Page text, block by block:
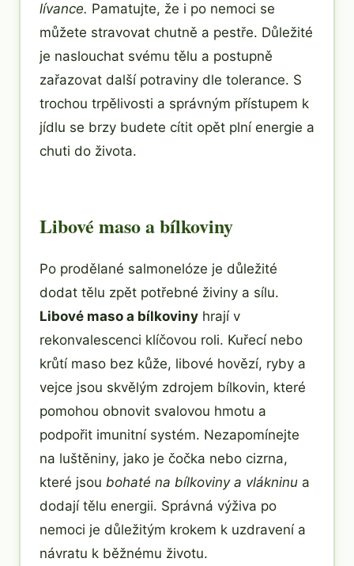
lívance. Pamatujte, že i po nemoci se
můžete stravovat chutně a pestře. Důležité
je naslouchat svému tělu a postupně
zařazovat další potraviny dle tolerance. S
trochou trpělivosti a správným přístupem k
jídlu se brzy budete cítit opět plní energie a
chuti do života.
Libové maso a bílkoviny
Po prodělané salmonelóze je důležité
dodat tělu zpět potřebné živiny a sílu.
Libové maso a bílkoviny hrají v
rekonvalescenci klíčovou roli. Kuřecí nebo
krůtí maso bez kůže, libové hovězí, ryby a
vejce jsou skvělým zdrojem bílkovin, které
pomohou obnovit svalovou hmotu a
podpořit imunitní systém. Nezapomínejte
na luštěniny, jako je čočka nebo cizrna,
které jsou bohaté na bílkoviny a vlákninu a
dodají tělu energii. Správná výživa po
nemoci je důležitým krokem k uzdravení a
návratu k běžnému životu.